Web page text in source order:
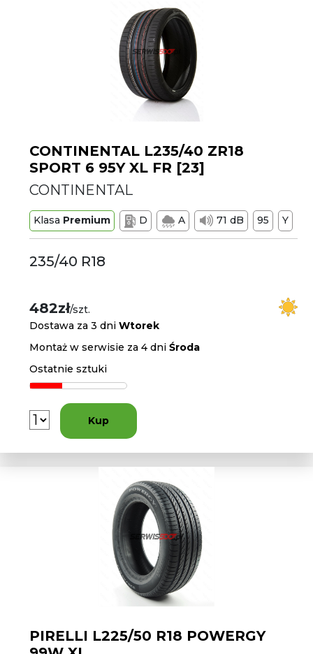
CONTINENTAL L235/40 ZR18
SPORT 6 95Y XL FR [23]
CONTINENTAL
Klasa Premium D A 71 dB 95 Y
235/40 R18
482zł/szt.
Dostawa za 3 dniWtorek
Montaż w serwisie za 4 dniŚroda
Ostatnie sztuki
Kup
PIRELLI L225/50 R18 POWERGY